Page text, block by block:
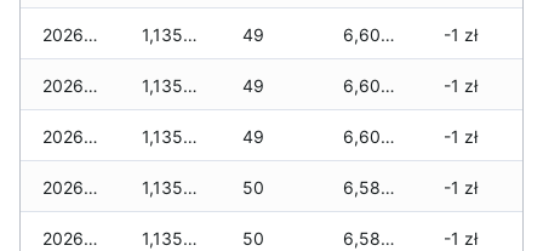
2026-05-27 1,135 zł 49 6,605 zł -1 zł
2026-05-26 1,135 zł 49 6,605 zł -1 zł
2026-05-25 1,135 zł 49 6,605 zł -1 zł
2026-05-24 1,135 zł 50 6,585 zł -1 zł
2026-05-23 1,135 zł 50 6,585 zł -1 zł